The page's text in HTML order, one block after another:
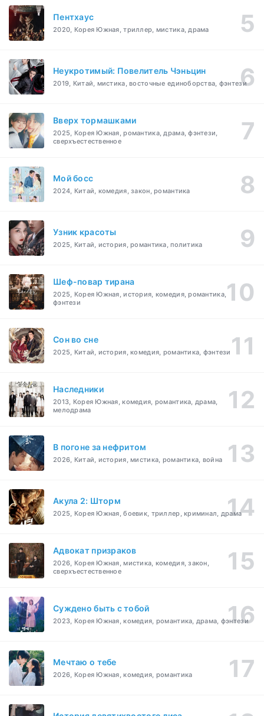
Пентхаус
2020, Корея Южная, триллер, мистика, драма
Неукротимый: Повелитель Чэньцин
2019, Китай, мистика, восточные единоборства, фэнтези
Вверх тормашками
2025, Корея Южная, романтика, драма, фэнтези,
сверхъестественное
Мой босс
2024, Китай, комедия, закон, романтика
Узник красоты
2025, Китай, история, романтика, политика
Шеф-повар тирана
2025, Корея Южная, история, комедия, романтика,
фэнтези
Cон во сне
2025, Китай, история, комедия, романтика, фэнтези
Наследники
2013, Корея Южная, комедия, романтика, драма,
мелодрама
В погоне за нефритом
2026, Китай, история, мистика, романтика, война
Акула 2: Шторм
2025, Корея Южная, боевик, триллер, криминал, драма
Адвокат призраков
2026, Корея Южная, мистика, комедия, закон,
сверхъестественное
Суждено быть с тобой
2023, Корея Южная, комедия, романтика, драма, фэнтези
Мечтаю о тебе
2026, Корея Южная, комедия, романтика